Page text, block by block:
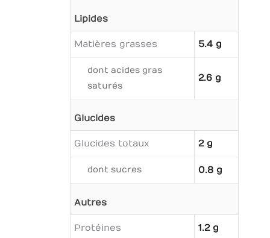
Lipides
Matières grasses 5.4 g
dont acides gras
saturés
2.6 g
Glucides
Glucides totaux 2 g
dont sucres 0.8 g
Autres
Protéines 1.2 g